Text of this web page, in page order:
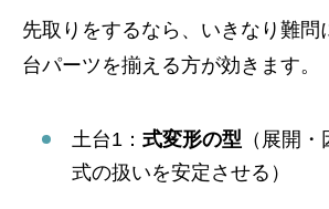
先取りをするなら、いきなり難問
台パーツを揃える方が効きます。
土台1： 式変形の型 （展開
式の扱いを安定させる）